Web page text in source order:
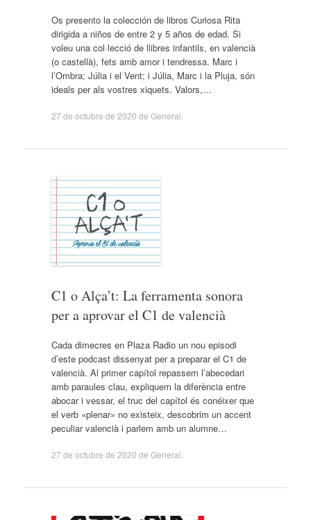
Os presento la colección de libros Curiosa Rita
dirigida a niños de entre 2 y 5 años de edad. Si
voleu una col·lecció de llibres infantils, en valencià
(o castellà), fets amb amor i tendressa. Marc i
l’Ombra; Júlia i el Vent; i Júlia, Marc i la Pluja, són
ideals per als vostres xiquets. Valors,…
27 de octubre de 2020 de General
C1 o Alça’t: La ferramenta sonora
per a aprovar el C1 de valencià
Cada dimecres en Plaza Radio un nou episodi
d’este podcast dissenyat per a preparar el C1 de
valencià. Al primer capítol repassem l’abecedari
amb paraules clau, expliquem la diferència entre
abocar i vessar, el truc del capítol és conéixer que
el verb «plenar» no existeix, descobrim un accent
peculiar valencià i parlem amb un alumne…
27 de octubre de 2020 de General